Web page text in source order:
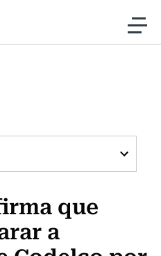
al contenido
Usach
que
a